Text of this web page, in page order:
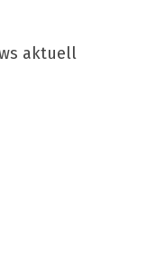
aktuell